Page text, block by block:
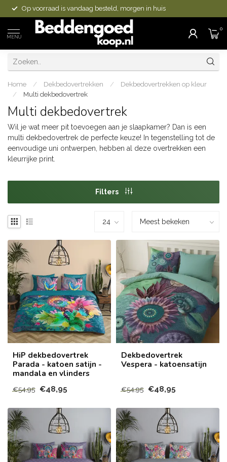
Op voorraad is vandaag besteld, morgen in huis
MENU
0
Home / Dekbedovertrekken /
Dekbedovertrekken op kleur
/
Multi dekbedovertrek
Multi dekbedovertrek
Wil je wat meer pit toevoegen aan je slaapkamer? Dan is een
multi dekbedovertrek de perfecte keuze! In tegenstelling tot de
eenvoudige uni ontwerpen, hebben al deze overtrekken een
kleurrijke print.
Filters
HiP dekbedovertrek
Parada - katoen satijn -
mandala en vlinders
€54,95 €48,95
Dekbedovertrek
Vespera - katoensatijn
€54,95 €48,95